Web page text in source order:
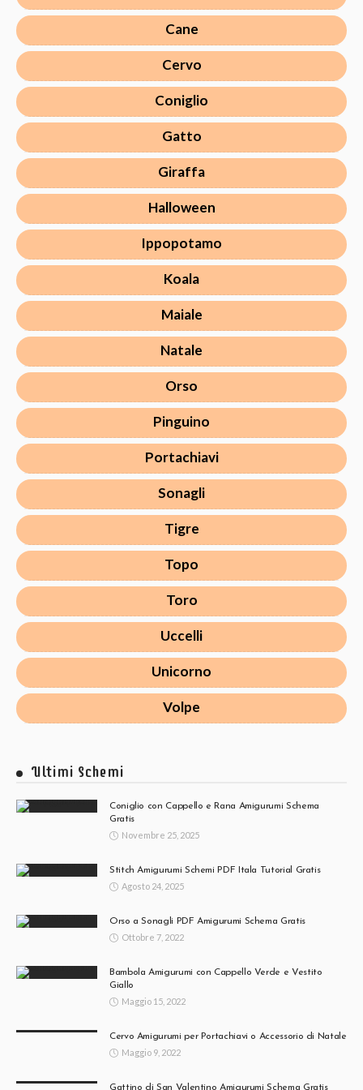
Cane
Cervo
Coniglio
Gatto
Giraffa
Halloween
Ippopotamo
Koala
Maiale
Natale
Orso
Pinguino
Portachiavi
Sonagli
Tigre
Topo
Toro
Uccelli
Unicorno
Volpe
Ultimi Schemi
Coniglio con Cappello e Rana Amigurumi Schema
Gratis
Novembre 25, 2025
Stitch Amigurumi Schemi PDF Itala Tutorial Gratis
Agosto 24, 2025
Orso a Sonagli PDF Amigurumi Schema Gratis
Ottobre 7, 2022
Bambola Amigurumi con Cappello Verde e Vestito
Giallo
Maggio 15, 2022
Cervo Amigurumi per Portachiavi o Accessorio di Natale
Maggio 9, 2022
Gattino di San Valentino Amigurumi Schema Gratis